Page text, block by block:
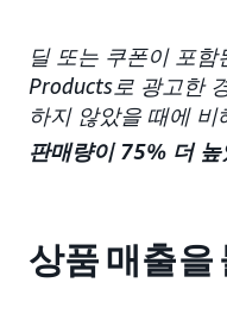
딜 또는 쿠폰이 포함
Products로 광고한
하지 않았을 때에 비
판매량이 75% 더 높
상품 매출을